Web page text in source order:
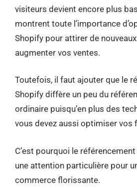
visiteurs devient encore plus
montrent toute l’importance
Shopify pour attirer de
augmenter vos ventes.
Toutefois, il faut ajouter que le
Shopify diffère un peu du
ordinaire puisqu’en plus des
vous devez aussi optimiser vos
C’est pourquoi le
une attention particulière pour
commerce florissante.